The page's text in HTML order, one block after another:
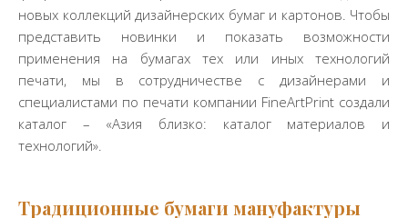
новых коллекций дизайнерских бумаг и картонов. Чтобы
представить новинки и показать возможности
применения на бумагах тех или иных технологий
печати, мы в сотрудничестве с дизайнерами и
специалистами по печати компании FineArtPrint создали
каталог – «Азия близко: каталог материалов и
технологий».
Традиционные бумаги мануфактуры